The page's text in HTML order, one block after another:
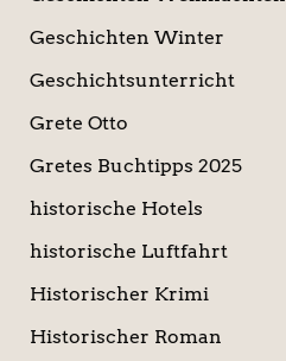
Geschichten Winter
Geschichtsunterricht
Grete Otto
Gretes Buchtipps 2025
historische Hotels
historische Luftfahrt
Historischer Krimi
Historischer Roman